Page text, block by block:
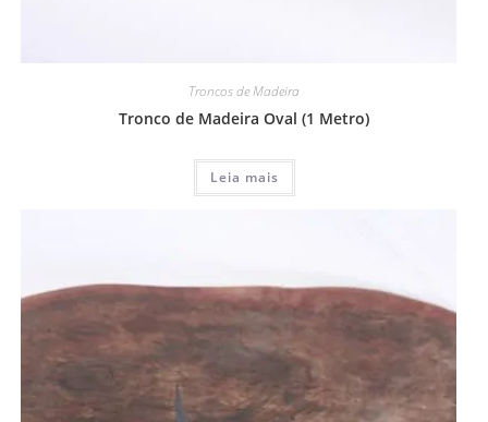
Troncos de Madeira
Tronco de Madeira Oval (1 Metro)
Leia mais